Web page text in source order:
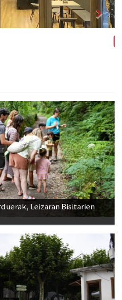
Next
Leizaran Bisitarien